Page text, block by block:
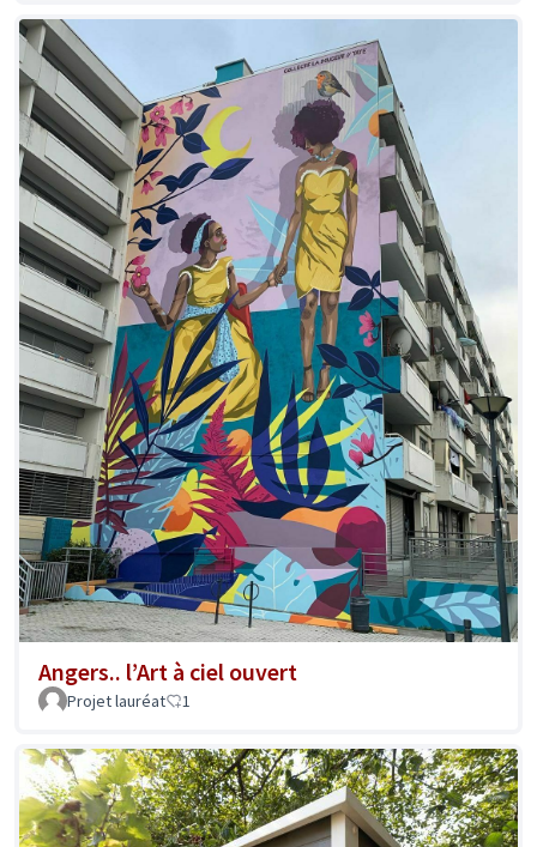
Angers.. l’Art à ciel ouvert
Projet lauréat 1